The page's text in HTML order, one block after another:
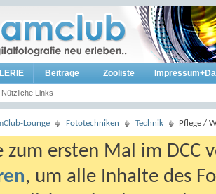
Nützliche Links
Beiträge Zooliste
Lounge Fototechniken Technik Pflege /
zum ersten Mal im DCC
, um alle Inhalte des